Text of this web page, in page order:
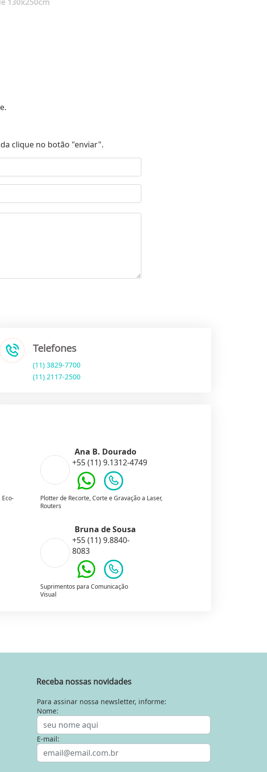
clique no botão "enviar".
Telefones
(11) 3829-7700
(11) 2117-2500
Ana B. Dourado
+55 (11) 9.1312-4749
Plotter de Recorte, Corte e Gravação a Laser,
Routers
Bruna de Sousa
+55 (11) 9.8840-
8083
Suprimentos para Comunicação
Visual
Receba nossas novidades
Para assinar nossa newsletter, informe:
Nome:
E-mail: